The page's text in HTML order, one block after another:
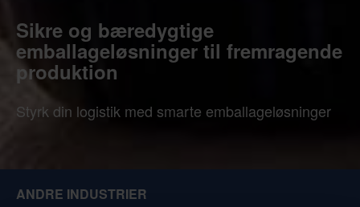
Sikre og bæredygtige
emballageløsninger til fremragende
produktion
Styrk din logistik med smarte emballageløsninger
ANDRE INDUSTRIER